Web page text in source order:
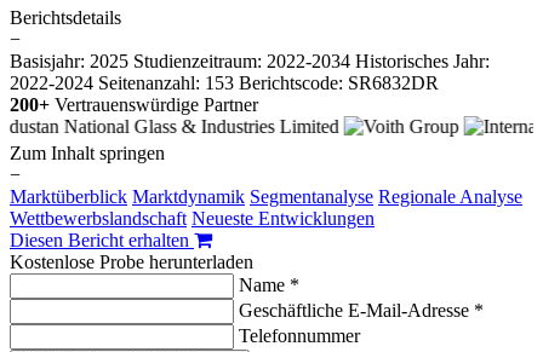
Berichtsdetails
−
Basisjahr: 2025 Studienzeitraum: 2022-2034 Historisches Jahr:
2022-2024 Seitenanzahl: 153 Berichtscode: SR6832DR
200+ Vertrauenswürdige Partner
Zum Inhalt springen
−
Marktüberblick Marktdynamik Segmentanalyse Regionale Analyse
Wettbewerbslandschaft Neueste Entwicklungen
Diesen Bericht erhalten
Kostenlose Probe herunterladen
Name *
Geschäftliche E-Mail-Adresse *
Telefonnummer